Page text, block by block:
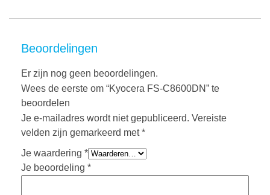
Beoordelingen
Er zijn nog geen beoordelingen.
Wees de eerste om “Kyocera FS-C8600DN” te
beoordelen
Je e-mailadres wordt niet gepubliceerd. Vereiste
velden zijn gemarkeerd met*
Je waardering *
Je beoordeling *